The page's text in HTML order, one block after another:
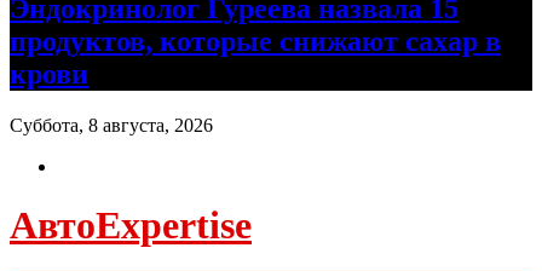
Эндокринолог Гуреева назвала 15
продуктов, которые снижают сахар в
крови
Суббота, 8 августа, 2026
АвтоExpertise